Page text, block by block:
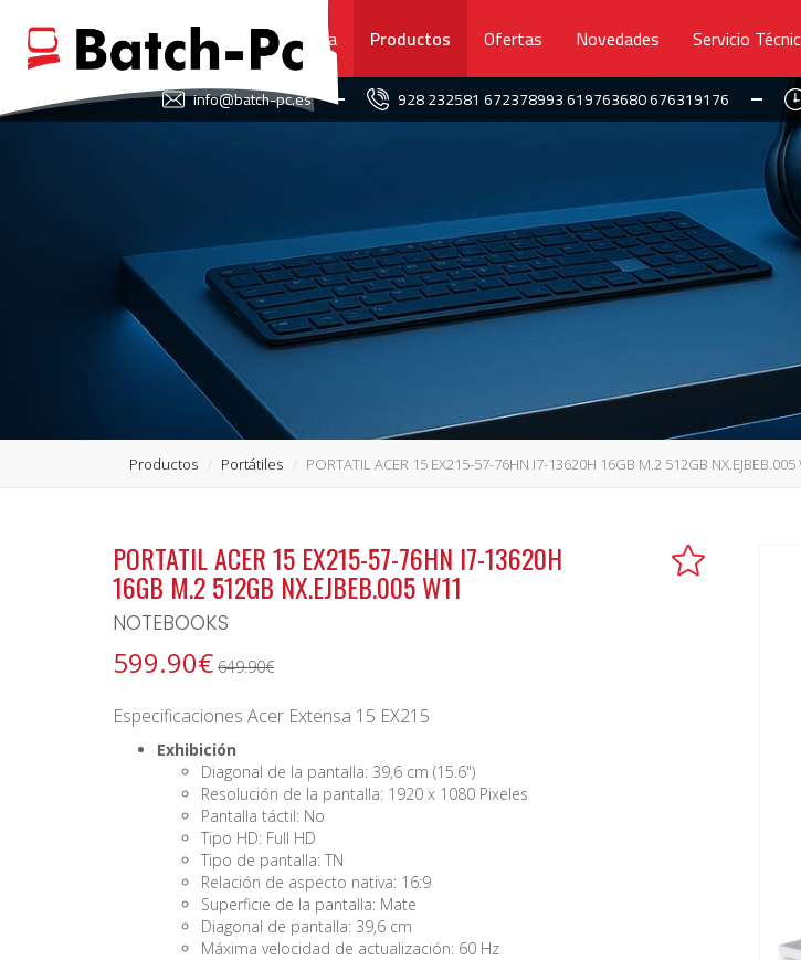
Portada Productos Ofertas Novedades Servicio
info@batch-pc.es 928 232581 672378993 619763680 676319176
Productos Portátiles PORTATIL ACER 15 EX215-57-76HN I7-13620H 16GB M.2 512GB NX.EJBEB.005
PORTATIL ACER 15 EX215-57-76HN I7-13620H
16GB M.2 512GB NX.EJBEB.005 W11
NOTEBOOKS
599.90€ 649.90€
Especificaciones Acer Extensa 15 EX215
Exhibición
Diagonal de la pantalla: 39,6 cm (15.6")
Resolución de la pantalla: 1920 x 1080 Pixeles
Pantalla táctil: No
Tipo HD: Full HD
Tipo de pantalla: TN
Relación de aspecto nativa: 16:9
Superficie de la pantalla: Mate
Diagonal de pantalla: 39,6 cm
Máxima velocidad de actualización: 60 Hz
FAVORITOS